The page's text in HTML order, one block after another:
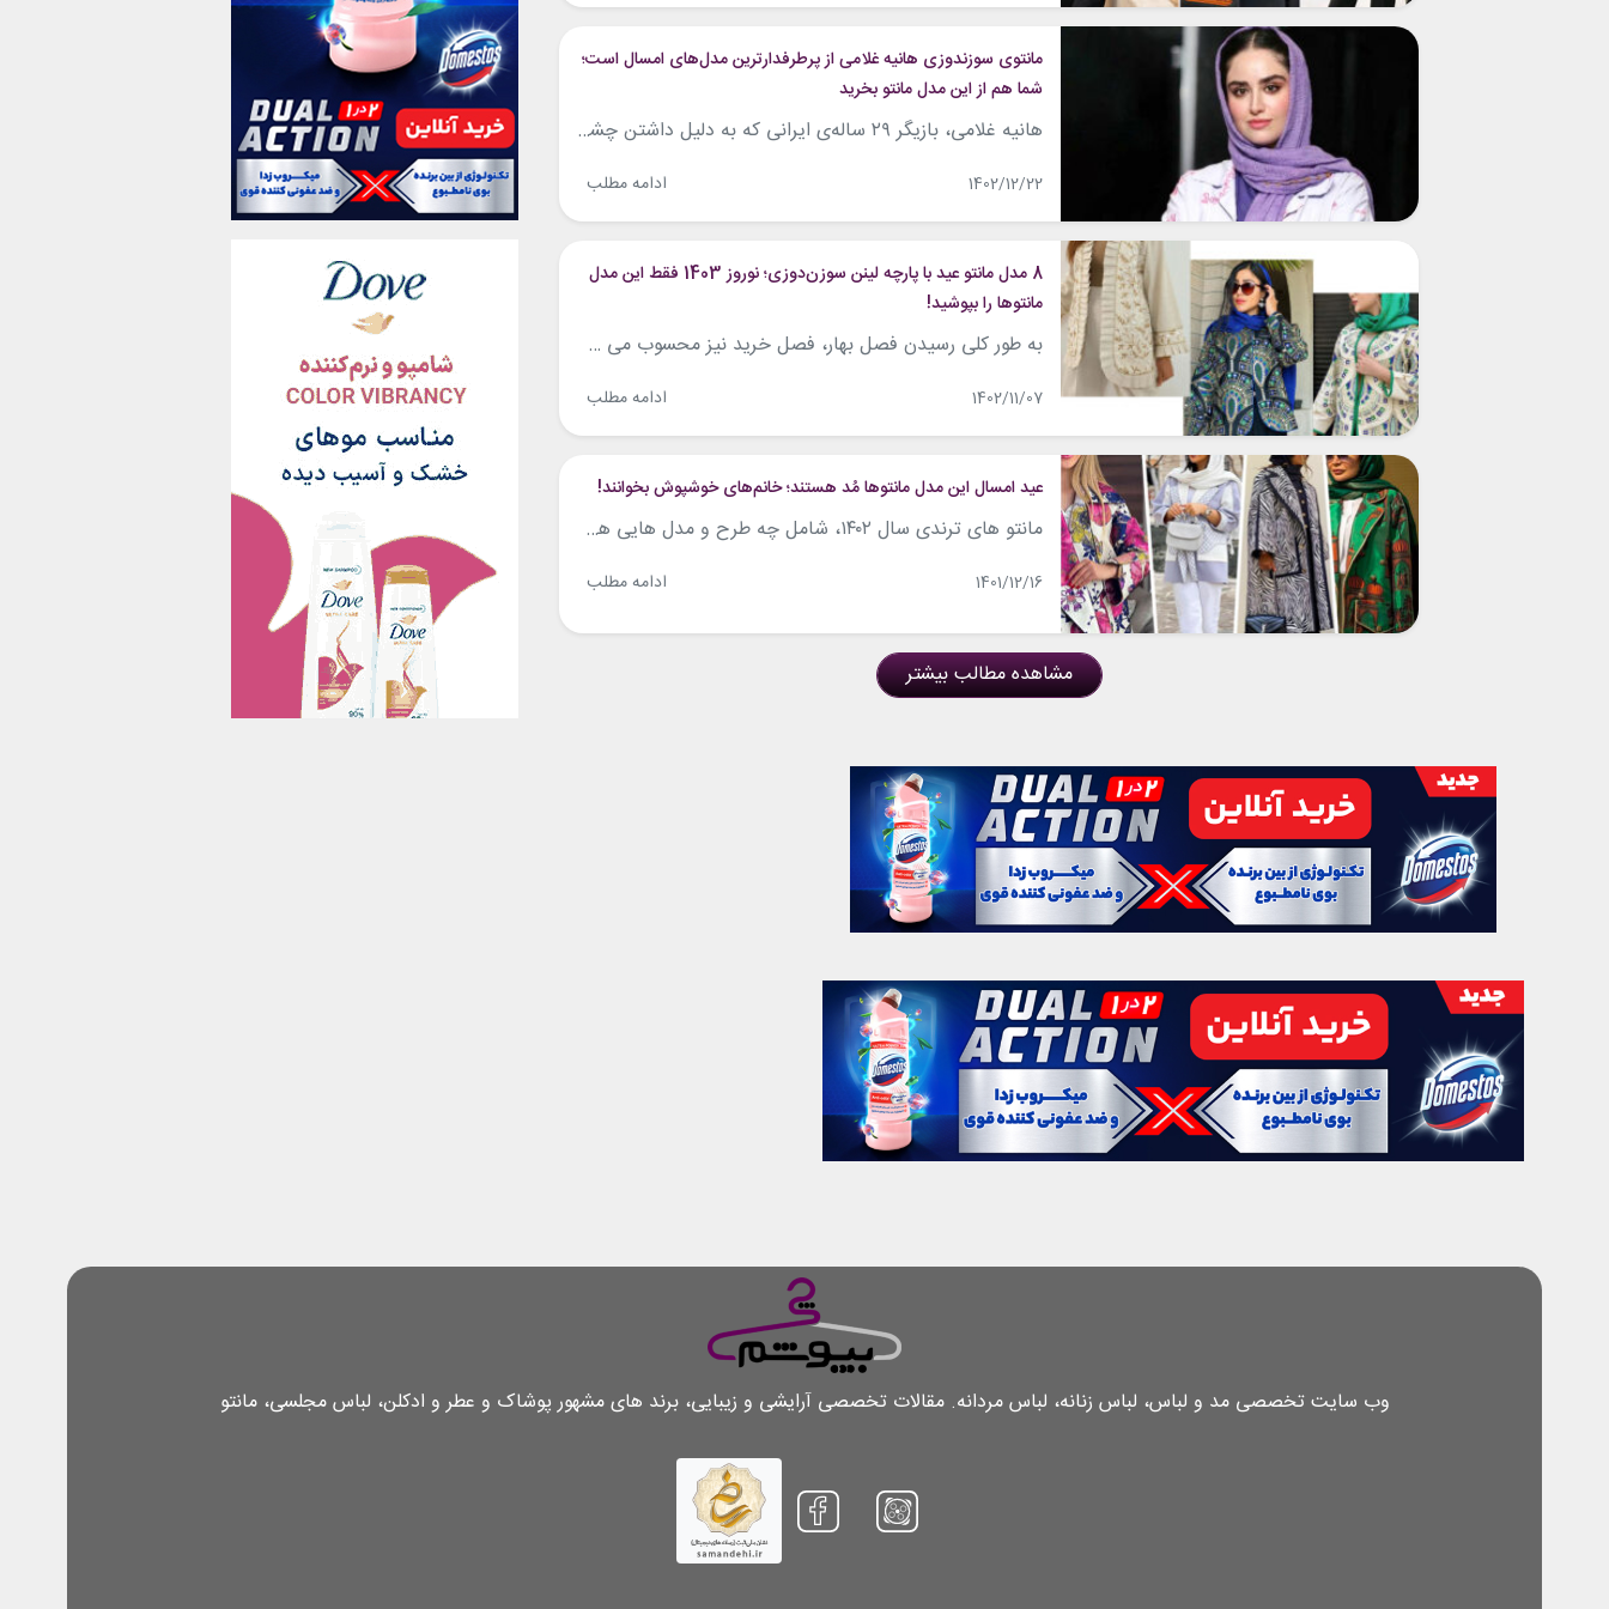
مانتوی سوزندوزی هانیه غلامی از پرطرفدارترین مدل‌های امسال است؛
شما هم از این مدل مانتو بخرید
هانیه غلامی، بازیگر ۲۹ ساله‌ی ایرانی که به دلیل داشتن چشم‌هایی درشت و مشکی چهره‌اش بسیار دلنشین و پر طرفدار است، در استوری جدید اینستاگرامش استایلی شیک و ترندی را به نمایش گذاشت. او با مانتوی جلوبسته‌ی مشکی‌رنگی که در قسمت سینه‌اش پارچه‌ی سوزندوزی قرمزی دوخته شده بود، تیپ جدیدش را تشکیل داده و با...
1402/12/22 ادامه مطلب
8 مدل مانتو عید با پارچه لینن سوزن‌دوزی؛ نوروز 1403 فقط این مدل
مانتوها را بپوشید!
به طور کلی رسیدن فصل بهار، فصل خرید نیز محسوب می شود، مخصوصا برای خانم ها که مایلند در دید و بازدید عید، به بهترین شکل بدرخشند. مانتو در استایل خانم های ایرانی یک آیتم اصلی محسوب می شود. به همین دلیل بیشترین خرید، خرید مانتو عید است. با توجه به سلیقه شما، مانتو عید...
1402/11/07 ادامه مطلب
عید امسال این مدل مانتوها مُد هستند؛ خانم‌های خوشپوش بخوانند!
مانتو های ترندی سال ۱۴۰۲، شامل چه طرح و مدل هایی هستند؟ قانون شماره یک دنیای فشن، این است که چیزی را بپوشید که دوستش دارید و به شما احساس خوبی می دهد‌. ترند های امسال اما هر سلیقه ای را شامل می شوند و هر خانم خوش سلیقه ای را، شیفته خود می کنند‌....
1401/12/16 ادامه مطلب
مشاهده مطالب بیشتر
وب سایت تخصصی مد و لباس، لباس زنانه، لباس مردانه. مقالات تخصصی آرایشی و زیبایی، برند های مشهور پوشاک و عطر و ادکلن، لباس مجلسی، مانتو